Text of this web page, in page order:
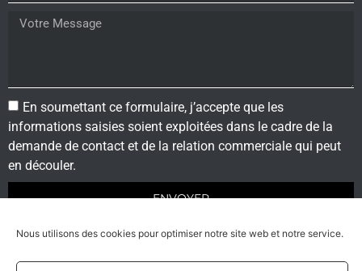
Nous utilisons des cookies pour optimiser notre site web et notre service.
En soumettant ce formulaire, j’accepte que les
informations saisies soient exploitées dans le cadre de la
demande de contact et de la relation commerciale qui peut
en découler.
ENVOYER